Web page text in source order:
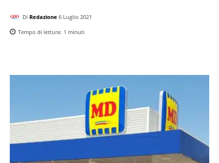
Di Redazione 6 Luglio 2021
Tempo di lettura: 1 minuti